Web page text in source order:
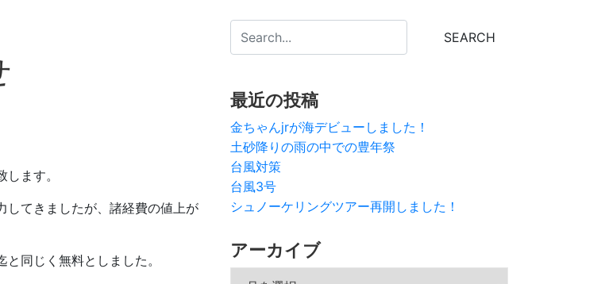
ます。
してきましたが、諸経費の値上が
同じく無料としました。
最近の投稿
金ちゃんjrが海デビューしました！
土砂降りの雨の中での豊年祭
台風対策
台風3号
シュノーケリングツアー再開しました！
アーカイブ